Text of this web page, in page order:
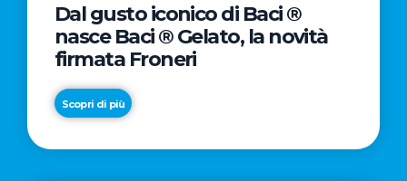
Dal gusto iconico di Baci ®
nasce Baci ® Gelato, la novità
firmata Froneri
Scopri di più